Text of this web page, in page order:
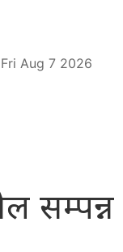
| Fri Aug 7 2026
सम्पन्न